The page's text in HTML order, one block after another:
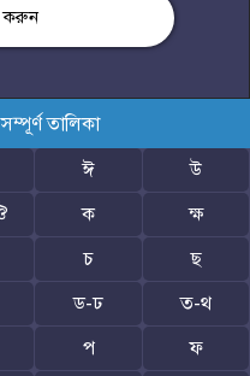
করুন
তালিকা
ঈ
উ
ক
ক্ষ
চ
ছ
ড-ঢ
ত-থ
প
ফ